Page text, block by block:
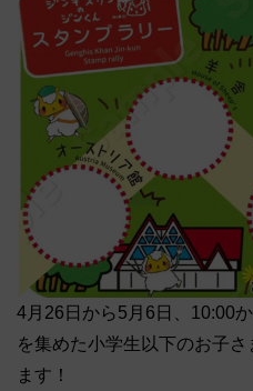
4月26日から5月6日、10:00
を集めた小学生以下のお子
ます！